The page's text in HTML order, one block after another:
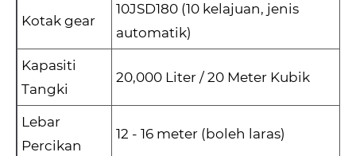
Kotak gear
10JSD180 (10 kelajuan, jenis
automatik)
Kapasiti
Tangki
20,000 Liter / 20 Meter Kubik
Lebar
Percikan
12 - 16 meter (boleh laras)